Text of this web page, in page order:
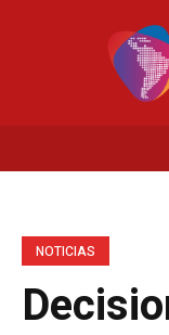
NOTICIAS